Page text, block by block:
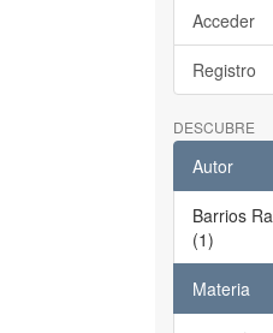
Acceder
Registro
DESCUBRE
Autor
Barrios
(1)
Materia